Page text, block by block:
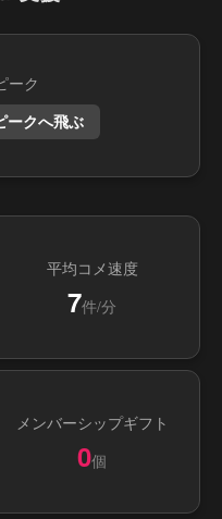
ーク
ークへ飛ぶ
平均コメ速度
7件/分
メンバーシップギフト
0個